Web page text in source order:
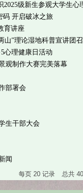
级新生参观大学生心
码 开启破冰之旅
育讲座
”理论湿地科普宣讲团
心理健康日活动
观制作大赛完美落幕
部署会
生干部大会
闻
每页 20 记录 总共 40